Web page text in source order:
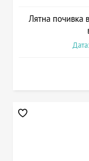
Лятна почивка